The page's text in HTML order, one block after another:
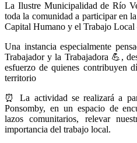
La Ilustre Municipalidad de Río
toda la comunidad a participar en
Capital Humano y el Trabajo
Una instancia especialmente
Trabajador y la Trabajadora 💪 ,
esfuerzo de quienes contribuyen
territorio
⏰
La actividad se realizará a
Ponsomby, en un espacio de
lazos comunitarios, relevar
importancia del trabajo local.